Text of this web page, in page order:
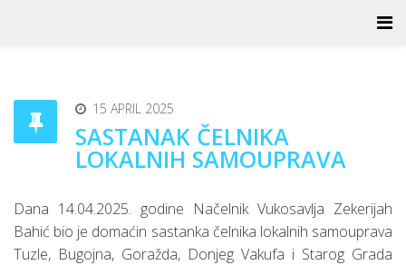
15 APRIL 2025
SASTANAK ČELNIKA
LOKALNIH SAMOUPRAVA
Dana 14.04.2025. godine Načelnik Vukosavlja Zekerijah
Bahić bio je domaćin sastanka čelnika lokalnih samouprava
Tuzle, Bugojna, Goražda, Donjeg Vakufa i Starog Grada